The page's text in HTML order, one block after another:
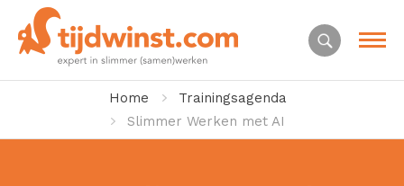
Home
Trainingsagenda
Slimmer Werken met AI